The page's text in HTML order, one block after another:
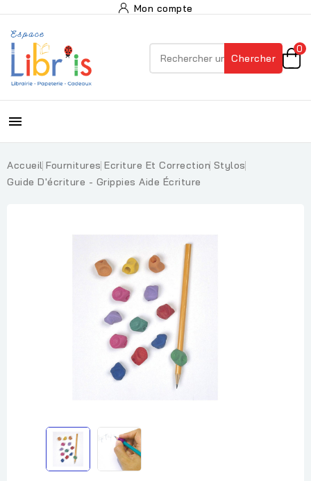
Mon compte
Chercher
0

Accueil Fournitures Ecriture Et Correction Stylos
Guide D'écriture - Grippies Aide Écriture